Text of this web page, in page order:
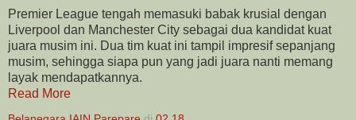
Premier League tengah memasuki babak krusial dengan
Liverpool dan Manchester City sebagai dua kandidat kuat
juara musim ini. Dua tim kuat ini tampil impresif sepanjang
musim, sehingga siapa pun yang jadi juara nanti memang
layak mendapatkannya.
Read More